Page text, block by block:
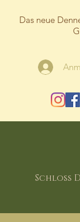
Das neue
Schloss